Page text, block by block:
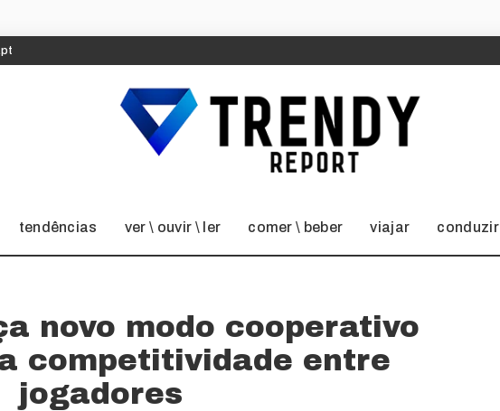
tendências ver \ ouvir \ ler comer \ beber viajar conduzir
novo modo cooperativo
competitividade entre
jogadores